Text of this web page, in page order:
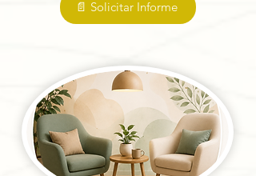
📄 Solicitar Informe